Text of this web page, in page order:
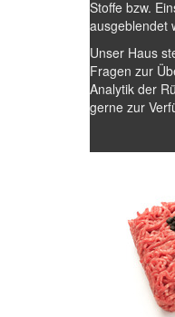
Stoffe bzw.
ausgeblendet
Unser Haus
Fragen zur
Analytik der
gerne zur